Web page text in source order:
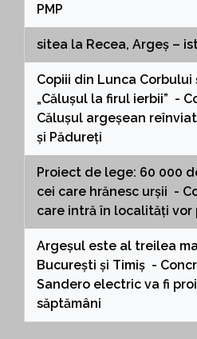
PMP
sitea la Recea, Argeș –
Copiii din Lunca Corbului
„Călușul la firul ierbii” -
Călușul argeșean
și Pădureți
Proiect de lege: 60 000
cei care hrănesc urșii -
care intră în localități vor
Argeșul este al treilea
București și Timiș -
Sandero electric va fi
săptămâni